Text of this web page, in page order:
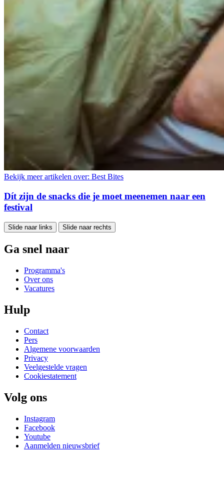
Bekijk meer artikelen over: Best Bites
Dít zijn de snacks die je moet meenemen naar een
festival
Slide naar links Slide naar rechts
Ga snel naar
Programma's
Over ons
Vacatures
Hulp
Contact
Pers
Algemene voorwaarden
Privacy
Veelgestelde vragen
Cookiestatement
Volg ons
Instagram
Facebook
Youtube
Aanmelden nieuwsbrief